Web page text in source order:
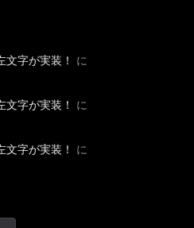
文字が実装！
に
文字が実装！
に
文字が実装！
に